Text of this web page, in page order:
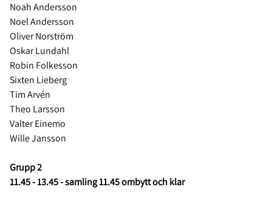
Noah Andersson
Noel Andersson
Oliver Norström
Oskar Lundahl
Robin Folkesson
Sixten Lieberg
Tim Arvén
Theo Larsson
Valter Einemo
Wille Jansson
Grupp 2
11.45 - 13.45 - samling 11.45 ombytt och klar